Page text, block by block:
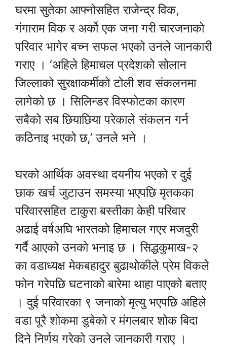
घरमा सुतेका आफ्नोसहित राजेन्द्र विक,
गंगाराम विक र अर्को एक जना गरी चारजनाको
परिवार भागेर बच्न सफल भएको उनले जानकारी
गराए । ‘अहिले हिमाचल प्रदेशको सोलान
जिल्लाको सुरक्षाकर्मीको टोली शव संकलनमा
लागेको छ । सिलिन्डर विस्फोटका कारण
सबैको सब छियाछिया परेकाले संकलन गर्न
कठिनाइ भएको छ,’ उनले भने ।
घरको आर्थिक अवस्था दयनीय भएको र दुई
छाक खर्च जुटाउन समस्या भएपछि मृतकका
परिवारसहित टाकुरा बस्तीका केही परिवार
अढाई वर्षअघि भारतको हिमाचल गएर मजदुरी
गर्दै आएको उनको भनाइ छ । सिद्धकुमाख-२
का वडाध्यक्ष मेकबहादुर बुढाथोकीले प्रेम विकले
फोन गरेपछि घटनाको बारेमा थाहा पाएको बताए
। दुई परिवारका ९ जनाको मृत्यु भएपछि अहिले
वडा पूरै शोकमा डुबेको र मंगलबार शोक बिदा
दिने निर्णय गरेको उनले जानकारी गराए ।